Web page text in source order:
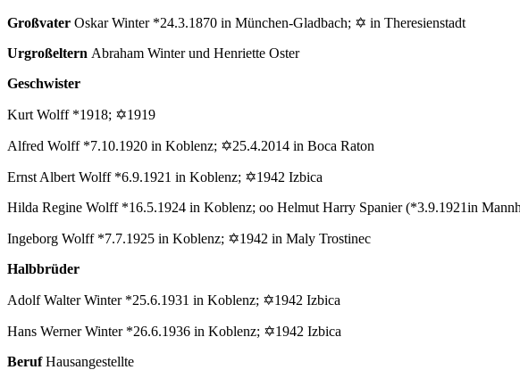
Großvater Oskar Winter *24.3.1870 in München-Gladbach; ✡ in Theresienstadt
Urgroßeltern Abraham Winter und Henriette Oster
Geschwister
Kurt Wolff *1918; ✡1919
Alfred Wolff *7.10.1920 in Koblenz; ✡25.4.2014 in Boca Raton
Ernst Albert Wolff *6.9.1921 in Koblenz; ✡1942 Izbica
Hilda Regine Wolff *16.5.1924 in Koblenz; oo Helmut Harry Spanier (*3.9.1921in
Ingeborg Wolff *7.7.1925 in Koblenz; ✡1942 in Maly Trostinec
Halbbrüder
Adolf Walter Winter *25.6.1931 in Koblenz; ✡1942 Izbica
Hans Werner Winter *26.6.1936 in Koblenz; ✡1942 Izbica
BerufHausangestellte